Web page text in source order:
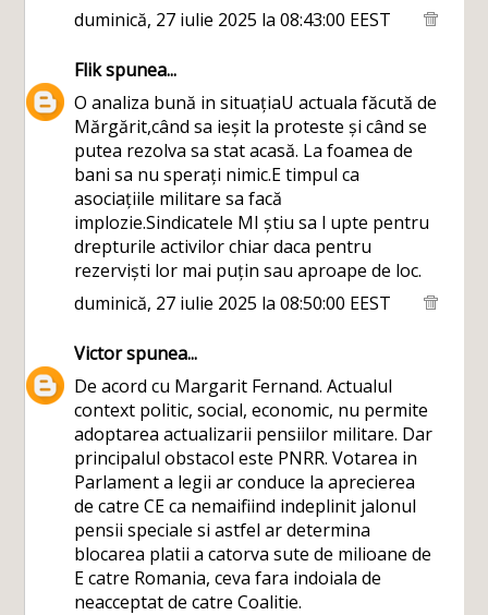
duminică, 27 iulie 2025 la 08:43:00 EEST
Flikspunea...
O analiza bună in situațiaU actuala făcută de
Mărgărit,când sa ieșit la proteste și când se
putea rezolva sa stat acasă. La foamea de
bani sa nu sperați nimic.E timpul ca
asociațiile militare sa facă
implozie.Sindicatele MI știu sa l upte pentru
drepturile activilor chiar daca pentru
rezerviști lor mai puțin sau aproape de loc.
duminică, 27 iulie 2025 la 08:50:00 EEST
Victorspunea...
De acord cu Margarit Fernand. Actualul
context politic, social, economic, nu permite
adoptarea actualizarii pensiilor militare. Dar
principalul obstacol este PNRR. Votarea in
Parlament a legii ar conduce la aprecierea
de catre CE ca nemaifiind indeplinit jalonul
pensii speciale si astfel ar determina
blocarea platii a catorva sute de milioane de
E catre Romania, ceva fara indoiala de
neacceptat de catre Coalitie.